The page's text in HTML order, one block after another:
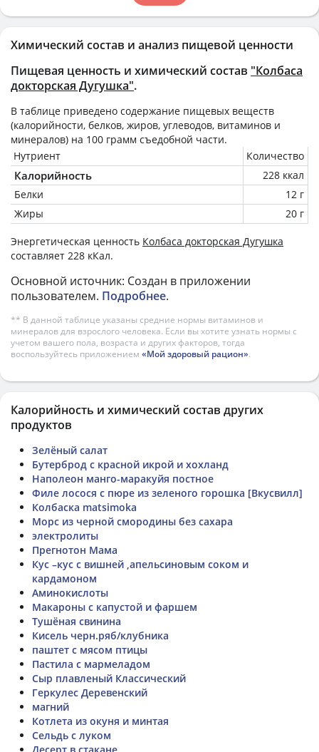
Химический состав и анализ пищевой ценности
Пищевая ценность и химический состав "Колбаса
докторская Дугушка".
В таблице приведено содержание пищевых веществ
(калорийности, белков, жиров, углеводов, витаминов и
минералов) на 100 грамм съедобной части.
Нутриент
Количество
Калорийность
228 ккал
Белки
12 г
Жиры
20 г
Энергетическая ценность Колбаса докторская Дугушка
составляет 228 кКал.
Основной источник: Создан в приложении
пользователем. Подробнее.
** В данной таблице указаны средние нормы витаминов и
минералов для взрослого человека. Если вы хотите узнать нормы с
учетом вашего пола, возраста и других факторов, тогда
воспользуйтесь приложением «Мой здоровый рацион».
Калорийность и химический состав других
продуктов
Зелёный салат
Бутерброд с красной икрой и хохланд
Наполеон манго-маракуйя постное
Филе лосося с пюре из зеленого горошка [Вкусвилл]
Колбаска matsimoka
Морс из черной смородины без сахара
электролиты
Прегнотон Мама
Кус –кус с вишней ,апельсиновым соком и
кардамоном
Аминокислоты
Макароны с капустой и фаршем
Тушёная свинина
Кисель черн.ряб/клубника
паштет с мясом птицы
Пастила с мармеладом
Сыр плавленый Классический
Геркулес Деревенский
магний
Котлета из окуня и минтая
Сельдь с луком